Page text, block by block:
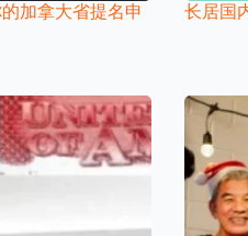
加拿大省提名申
长居国